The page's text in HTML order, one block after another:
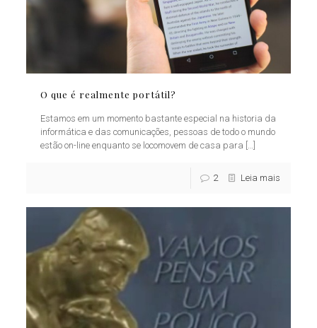
O que é realmente portátil?
Estamos em um momento bastante especial na historia da
informática e das comunicações, pessoas de todo o mundo
estão on-line enquanto se locomovem de casa para
2 Leia mais